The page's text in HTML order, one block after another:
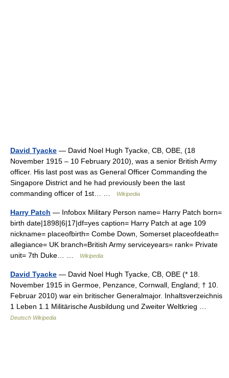
David Tyacke — David Noel Hugh Tyacke, CB, OBE, (18
November 1915 – 10 February 2010), was a senior British Army
officer. His last post was as General Officer Commanding the
Singapore District and he had previously been the last
commanding officer of 1st… …
Wikipedia
Harry Patch — Infobox Military Person name= Harry Patch born=
birth date|1898|6|17|df=yes caption= Harry Patch at age 109
nickname= placeofbirth= Combe Down, Somerset placeofdeath=
allegiance= UK branch=British Army serviceyears= rank= Private
unit= 7th Duke… …
Wikipedia
David Tyacke — David Noel Hugh Tyacke, CB, OBE (* 18.
November 1915 in Germoe, Penzance, Cornwall, England; † 10.
Februar 2010) war ein britischer Generalmajor. Inhaltsverzeichnis
1 Leben 1.1 Militärische Ausbildung und Zweiter Weltkrieg …
Deutsch Wikipedia